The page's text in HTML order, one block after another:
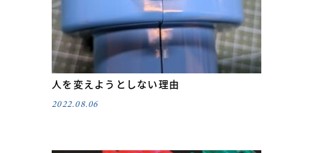
人を変えようとしない理由
2022.08.06